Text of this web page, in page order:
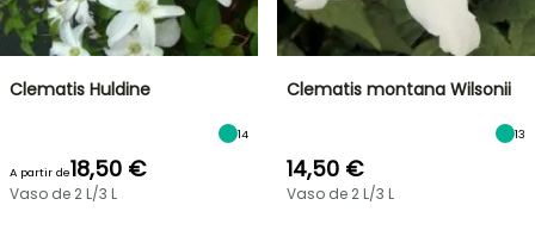
Clematis Huldine
14
A partir de18,50 €
Vaso de 2 L/3 L
Clematis montana Wilsonii
13
14,50 €
Vaso de 2 L/3 L